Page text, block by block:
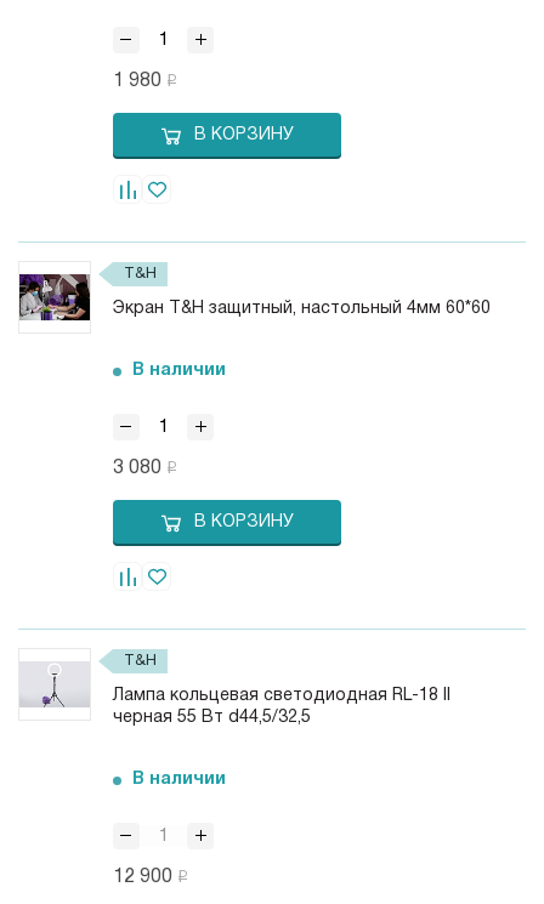
1 980
В КОРЗИНУ
T&H
Экран T&H защитный, настольный 4мм 60*60
В наличии
3 080
В КОРЗИНУ
T&H
Лампа кольцевая светодиодная RL-18 ll
черная 55 Вт d44,5/32,5
В наличии
12 900